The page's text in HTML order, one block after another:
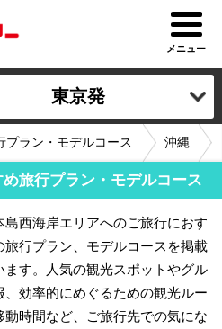
メニュー
東京発
プラン・モデルコース 沖縄
旅行プラン・モデルコース
島西海岸エリアへのご旅行におす
旅行プラン、モデルコースを掲載
ます。人気の観光スポットやグル
、効率的にめぐるための観光ルー
動時間など、ご旅行先での気にな